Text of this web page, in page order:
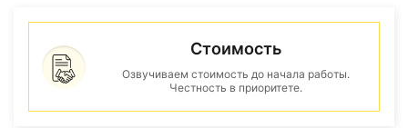
Стоимость
Озвучиваем стоимость до начала работы.
Честность в приоритете.